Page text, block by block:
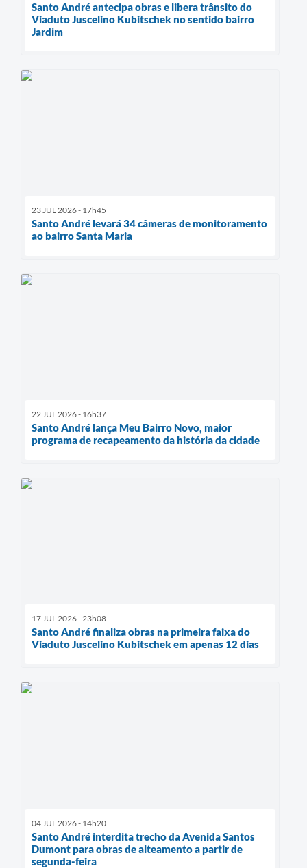
Santo André antecipa obras e libera trânsito do
Viaduto Juscelino Kubitschek no sentido bairro
Jardim
23 JUL 2026 - 17h45
Santo André levará 34 câmeras de monitoramento
ao bairro Santa Maria
22 JUL 2026 - 16h37
Santo André lança Meu Bairro Novo, maior
programa de recapeamento da história da cidade
17 JUL 2026 - 23h08
Santo André finaliza obras na primeira faixa do
Viaduto Juscelino Kubitschek em apenas 12 dias
04 JUL 2026 - 14h20
Santo André interdita trecho da Avenida Santos
Dumont para obras de alteamento a partir de
segunda-feira